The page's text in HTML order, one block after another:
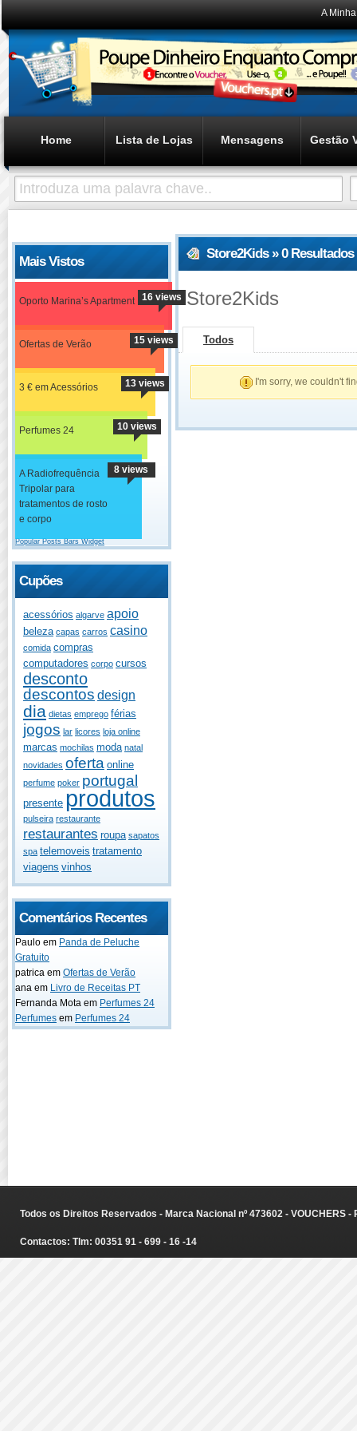
A
Home Lista de Lojas Mensagens Gestão
Mais Vistos
Oporto Marina’s Apartment 16 views
Ofertas de Verão 15 views
3 € em Acessórios 13 views
Perfumes 24 10 views
A Radiofrequência
Tripolar para
tratamentos de rosto
e corpo
8 views
Popular Posts Bars Widget
Cupões
acessórios algarve apoio
beleza capas carros casino
comida compras
computadores corpo cursos
desconto
descontos design
dia dietas emprego férias
jogos lar licores loja online
marcas mochilas moda natal
novidades oferta online
perfume poker portugal
presente produtos
pulseira restaurante
restaurantes roupa sapatos
spa telemoveis tratamento
viagens vinhos
Comentários Recentes
Paulo em Panda de Peluche
Gratuito
patrica em Ofertas de Verão
ana em Livro de Receitas PT
Fernanda Mota em Perfumes 24
Perfumes em Perfumes 24
Store2Kids » 0
Store2Kids
Todos
I'm sorry, we couldn't
Todos os Direitos Reservados - Marca Nacional nº 473602 - VOUCHERS
Contactos: Tlm: 00351 91 - 699 - 16 -14